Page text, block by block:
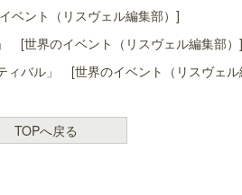
ベント（リスヴェル編集部）]
[世界のイベント（リスヴェル編集部）]
ィバル」 [世界のイベント（リスヴェル
TOPへ戻る